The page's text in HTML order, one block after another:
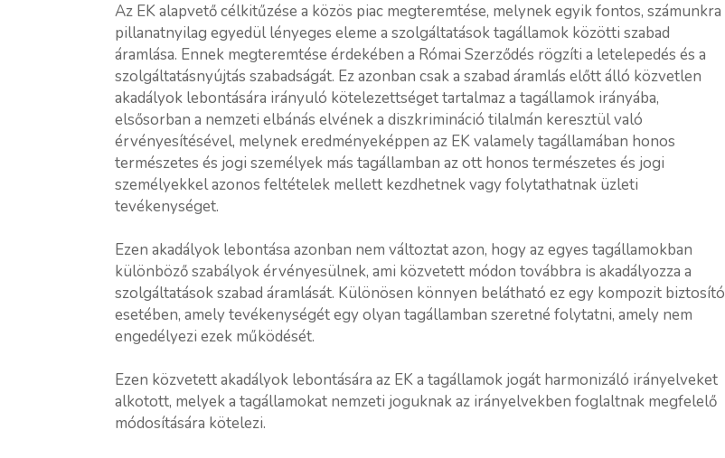
Az EK alapvető célkitűzése a közös piac megteremtése, melynek egyik fontos, számunkra
pillanatnyilag egyedül lényeges eleme a szolgáltatások tagállamok közötti szabad
áramlása. Ennek megteremtése érdekében a Római Szerződés rögzíti a letelepedés és a
szolgáltatásnyújtás szabadságát. Ez azonban csak a szabad áramlás előtt álló közvetlen
akadályok lebontására irányuló kötelezettséget tartalmaz a tagállamok irányába,
elsősorban a nemzeti elbánás elvének a diszkrimináció tilalmán keresztül való
érvényesítésével, melynek eredményeképpen az EK valamely tagállamában honos
természetes és jogi személyek más tagállamban az ott honos természetes és jogi
személyekkel azonos feltételek mellett kezdhetnek vagy folytathatnak üzleti
tevékenységet.
Ezen akadályok lebontása azonban nem változtat azon, hogy az egyes tagállamokban
különböző szabályok érvényesülnek, ami közvetett módon továbbra is akadályozza a
szolgáltatások szabad áramlását. Különösen könnyen belátható ez egy kompozit biztosító
esetében, amely tevékenységét egy olyan tagállamban szeretné folytatni, amely nem
engedélyezi ezek működését.
Ezen közvetett akadályok lebontására az EK a tagállamok jogát harmonizáló irányel­veket
alkotott, melyek a tagállamokat nemzeti joguknak az irányelvekben foglaltnak megfelelő
módosítására kötelezi.